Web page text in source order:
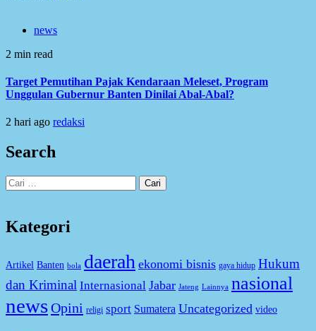
news
2 min read
Target Pemutihan Pajak Kendaraan Meleset, Program
Unggulan Gubernur Banten Dinilai Abal-Abal?
2 hari ago redaksi
Search
Cari
untuk:
Kategori
Artikel Banten bola daerah ekonomi bisnis gaya hidup Hukum
dan Kriminal Internasional Jabar Jateng Lainnya nasional
newsOpini religi sport Sumatera Uncategorized video